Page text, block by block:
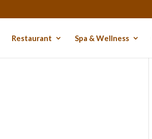
Restaurant Spa & Wellness